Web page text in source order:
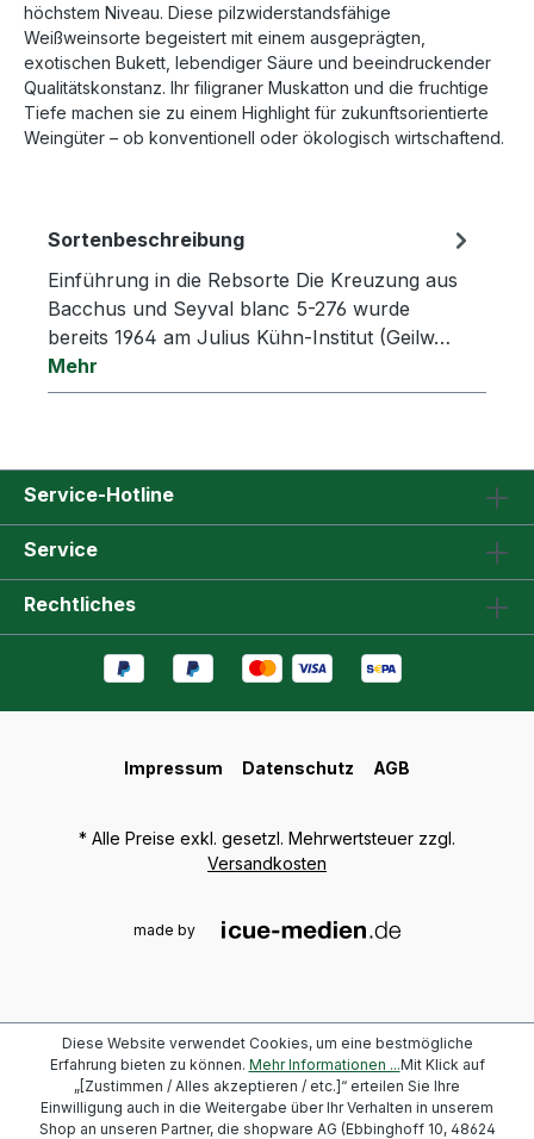
höchstem Niveau. Diese pilzwiderstandsfähige
Weißweinsorte begeistert mit einem ausgeprägten,
exotischen Bukett, lebendiger Säure und beeindruckender
Qualitätskonstanz. Ihr filigraner Muskatton und die fruchtige
Tiefe machen sie zu einem Highlight für zukunftsorientierte
Weingüter – ob konventionell oder ökologisch wirtschaftend.
Sortenbeschreibung
Einführung in die Rebsorte Die Kreuzung aus
Bacchus und Seyval blanc 5-276 wurde
bereits 1964 am Julius Kühn-Institut (Geilw…
Mehr
Service-Hotline
Service
Rechtliches
Impressum Datenschutz AGB
* Alle Preise exkl. gesetzl. Mehrwertsteuer zzgl.
Versandkosten
made by
Diese Website verwendet Cookies, um eine bestmögliche
Erfahrung bieten zu können. Mehr Informationen ...Mit Klick auf
„[Zustimmen / Alles akzeptieren / etc.]“ erteilen Sie Ihre
Einwilligung auch in die Weitergabe über Ihr Verhalten in unserem
Shop an unseren Partner, die shopware AG (Ebbinghoff 10, 48624